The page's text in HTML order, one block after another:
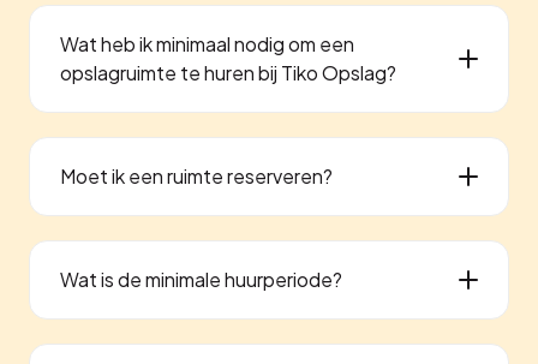
Wat heb ik minimaal nodig om een
opslagruimte te huren bij Tiko Opslag?
Moet ik een ruimte reserveren?
Wat is de minimale huurperiode?